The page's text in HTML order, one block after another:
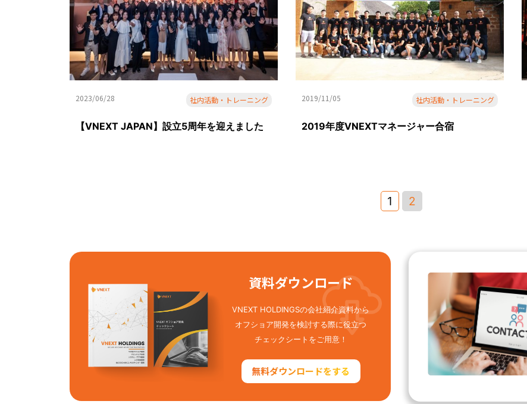
2023/06/28 社内活動・トレーニング
【VNEXT JAPAN】設立5周年を迎えました
2019/11/05 社内活動・トレーニング
2019年度VNEXTマネージャー合宿
1 2
資料ダウンロード
VNEXT HOLDINGSの会社紹介資料から
オフショア開発を検討する際に役立つ
チェックシートをご用意！
無料ダウンロードをする